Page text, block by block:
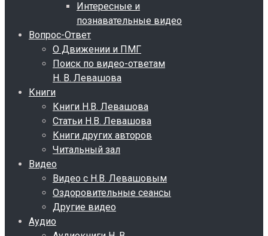
Интересные и
познавательные видео
Вопрос-Ответ
О Движении и ПМГ
Поиск по видео-ответам
Н. В. Левашова
Книги
Книги Н.В. Левашова
Статьи Н.В. Левашова
Книги других авторов
Читальный зал
Видео
Видео с Н.В. Левашовым
Оздоровительные сеансы
Другие видео
Аудио